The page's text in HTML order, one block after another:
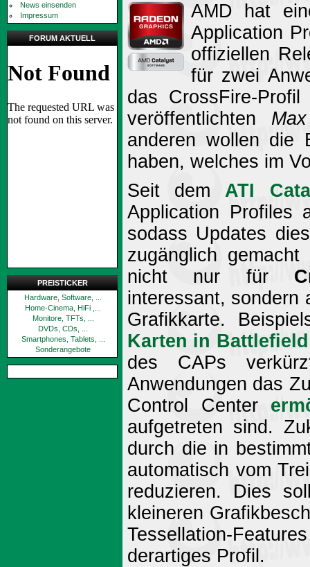
News einsenden
Impressum
FORUM AKTUELL
PREISTICKER
Hardware, Software, ...
Home-Cinema, HiFi ,...
Monitore, TFTs, ...
DVDs, CDs, ...
Smartphones, Tablets, ...
Sonderangebote
AMD hat
Application
offiziellen
für zwei
das CrossFire-
veröffentlichten
anderen wollen die
haben, welches im
Seit dem ATI
Application Profiles
sodass Updates
zugänglich
nicht nur für
interessant, sondern
Grafikkarte.
Karten in
des CAPs
Anwendungen das
Control Center
aufgetreten sind.
durch die in
automatisch vom
reduzieren. Dies
kleineren
Tessellation-
derartiges Profil.